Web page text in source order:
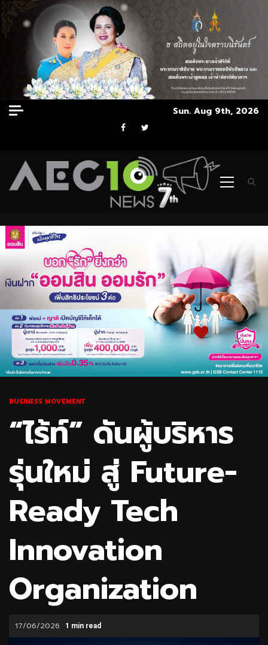
Skip
to
Sun. Aug 9th, 2026
Facebook
Twitter
Primary
BUSINESS MOVEMENT
“ไร้ท์” ดันผู้บริหาร
รุ่นใหม่ สู่ Future-
Ready Tech
Innovation
Organization
17/06/2026 1 min read